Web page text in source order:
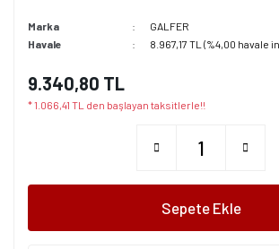
Marka
GALFER
Havale
8.967,17 TL (%4,00 havale
9.340,80 TL
* 1.066,41 TL den başlayan taksitlerle!!
Sepete Ekle